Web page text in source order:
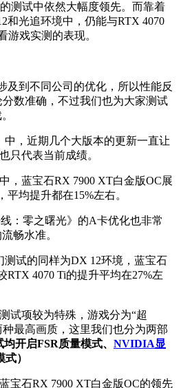
测试中依然大幅度领先。而靠着
和光追环境中，仍能与RTX 4070
游戏实测的表现。
及到不同公司的优化，所以性能反
数准确，不过我们也为大家测试
中，近期几个大版本的更新一直让
只代表当前成绩。
，蓝宝石RX 7900 XT白金版OC展
均提升都在15%左右。
：零之曙光》的A卡优化也非常
畅水准。
测试的同样为DX 12环境，蓝宝石
RTX 4070 Ti的提升平均在27%左
试项较为特殊，游戏分为“超
最高画质，这里我们也分为两部
开启FSR质量模式、 NVIDIA显
）
宝石RX 7900 XT白金版OC的领先